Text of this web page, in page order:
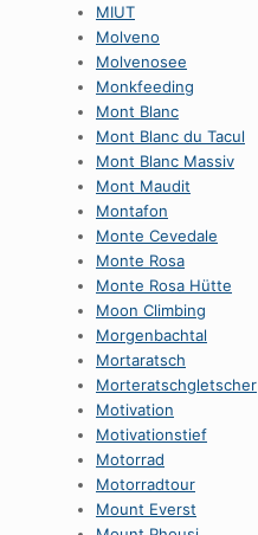
MIUT
Molveno
Molvenosee
Monkfeeding
Mont Blanc
Mont Blanc du Tacul
Mont Blanc Massiv
Mont Maudit
Montafon
Monte Cevedale
Monte Rosa
Monte Rosa Hütte
Moon Climbing
Morgenbachtal
Mortaratsch
Morteratschgletscher
Motivation
Motivationstief
Motorrad
Motorradtour
Mount Everst